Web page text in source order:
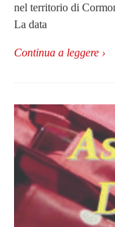
nel territorio di
La data
Continua a leggere ›